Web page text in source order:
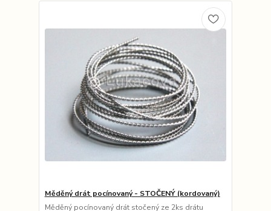
Měděný drát pocínovaný - STOČENÝ (kordovaný)
Měděný pocínovaný drát stočený ze 2ks drátu